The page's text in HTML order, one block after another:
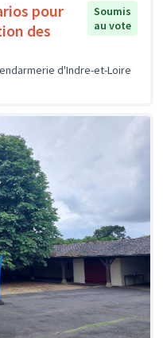
pour
des
Soumis
au vote
d'Indre-et-Loire